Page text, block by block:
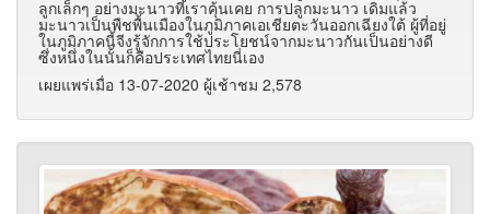
ลูกเล็กๆ อย่างมะนาวที่เราคุ้นเคย การปลูกมะนาว เดิมแล้ว
มะนาวเป็นพืชพื้นเมืองในภูมิภาคเอเชียตะวันออกเฉียงใต้ ผู้ที่อยู่
ในภูมิภาคนี้จีงรู้จักการใช้ประโยชน์จากมะนาวกันเป็นอย่างดี
ซึ่งหนึ่งในนั้นก็คือประเทศไทยนี่เอง
เผยแพร่เมื่อ 13-07-2020 ผู้เช้าชม 2,578